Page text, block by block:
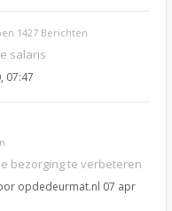
1427 Berichten
salaris
07:47
bezorging te verbeteren
opdedeurmat.nl 07 apr